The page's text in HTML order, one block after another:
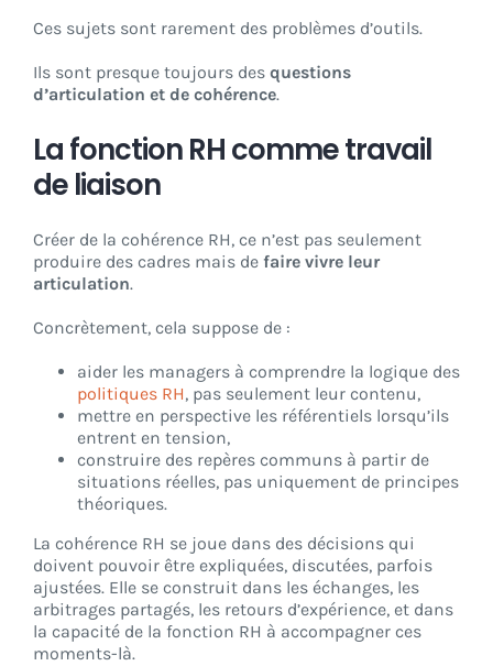
Ces sujets sont rarement des problèmes d’outils.
Ils sont presque toujours des questions
d’articulation et de cohérence.
La fonction RH comme travail
de liaison
Créer de la cohérence RH, ce n’est pas seulement
produire des cadres mais de faire vivre leur
articulation.
Concrètement, cela suppose de :
aider les managers à comprendre la logique des
politiques RH, pas seulement leur contenu,
mettre en perspective les référentiels lorsqu’ils
entrent en tension,
construire des repères communs à partir de
situations réelles, pas uniquement de principes
théoriques.
La cohérence RH se joue dans des décisions qui
doivent pouvoir être expliquées, discutées, parfois
ajustées. Elle se construit dans les échanges, les
arbitrages partagés, les retours d’expérience, et dans
la capacité de la fonction RH à accompagner ces
moments-là.